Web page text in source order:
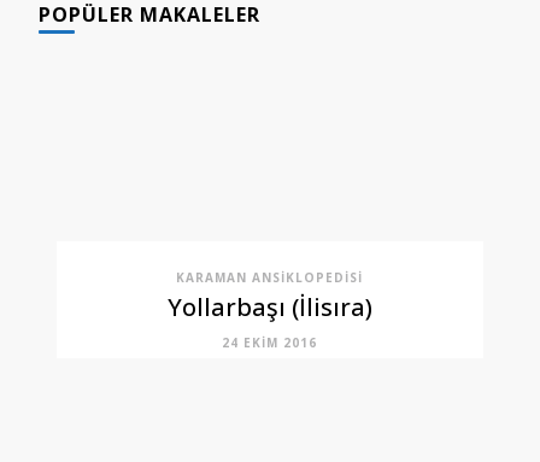
POPÜLER MAKALELER
KARAMAN ANSIKLOPEDISI
Yollarbaşı (İlisıra)
24 EKIM 2016